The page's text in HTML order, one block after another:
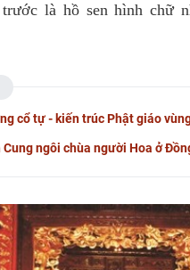
trước là hồ sen hình chữ
cổ tự - kiến trúc Phật giáo
Cung ngôi chùa người Hoa ở